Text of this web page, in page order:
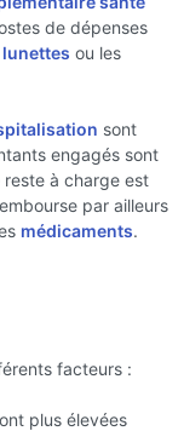
de dépenses
ou les
sont
engagés sont
à charge est
par ailleurs
médicaments.
facteurs :
plus élevées